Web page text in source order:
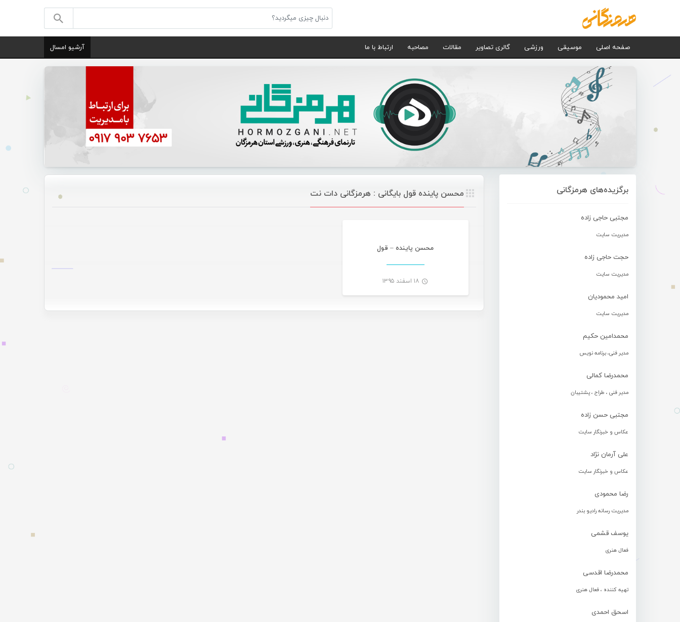
صفحه اصلی موسیقی ورزشی گالری تصاویر مقالات مصاحبه ارتباط با ما آرشیو امسال
برگزیده‌های هرمزگانی
مجتبی حاجی زاده
مدیریت سایت
حجت حاجی زاده
مدیریت سایت
امید محمودیان
مدیریت سایت
محمدامین حکیم
مدیر فنی، برنامه نویس
محمدرضا کمالی
مدیر فنی ، طراح ، پشتیبان
مجتبی حسن زاده
عکاس و خبرنگار سایت
علی آرمان نژاد
عکاس و خبرنگار سایت
رضا محمودی
مدیریت رسانه رادیو بندر
یوسف قشمی
فعال هنری
محمدرضا اقدسی
تهیه کننده ، فعال هنری
اسحق احمدی
محسن پاینده قول بایگانی : هرمزگانی دات نت
محسن پاینده – قول
۱۸ اسفند ۱۳۹۵